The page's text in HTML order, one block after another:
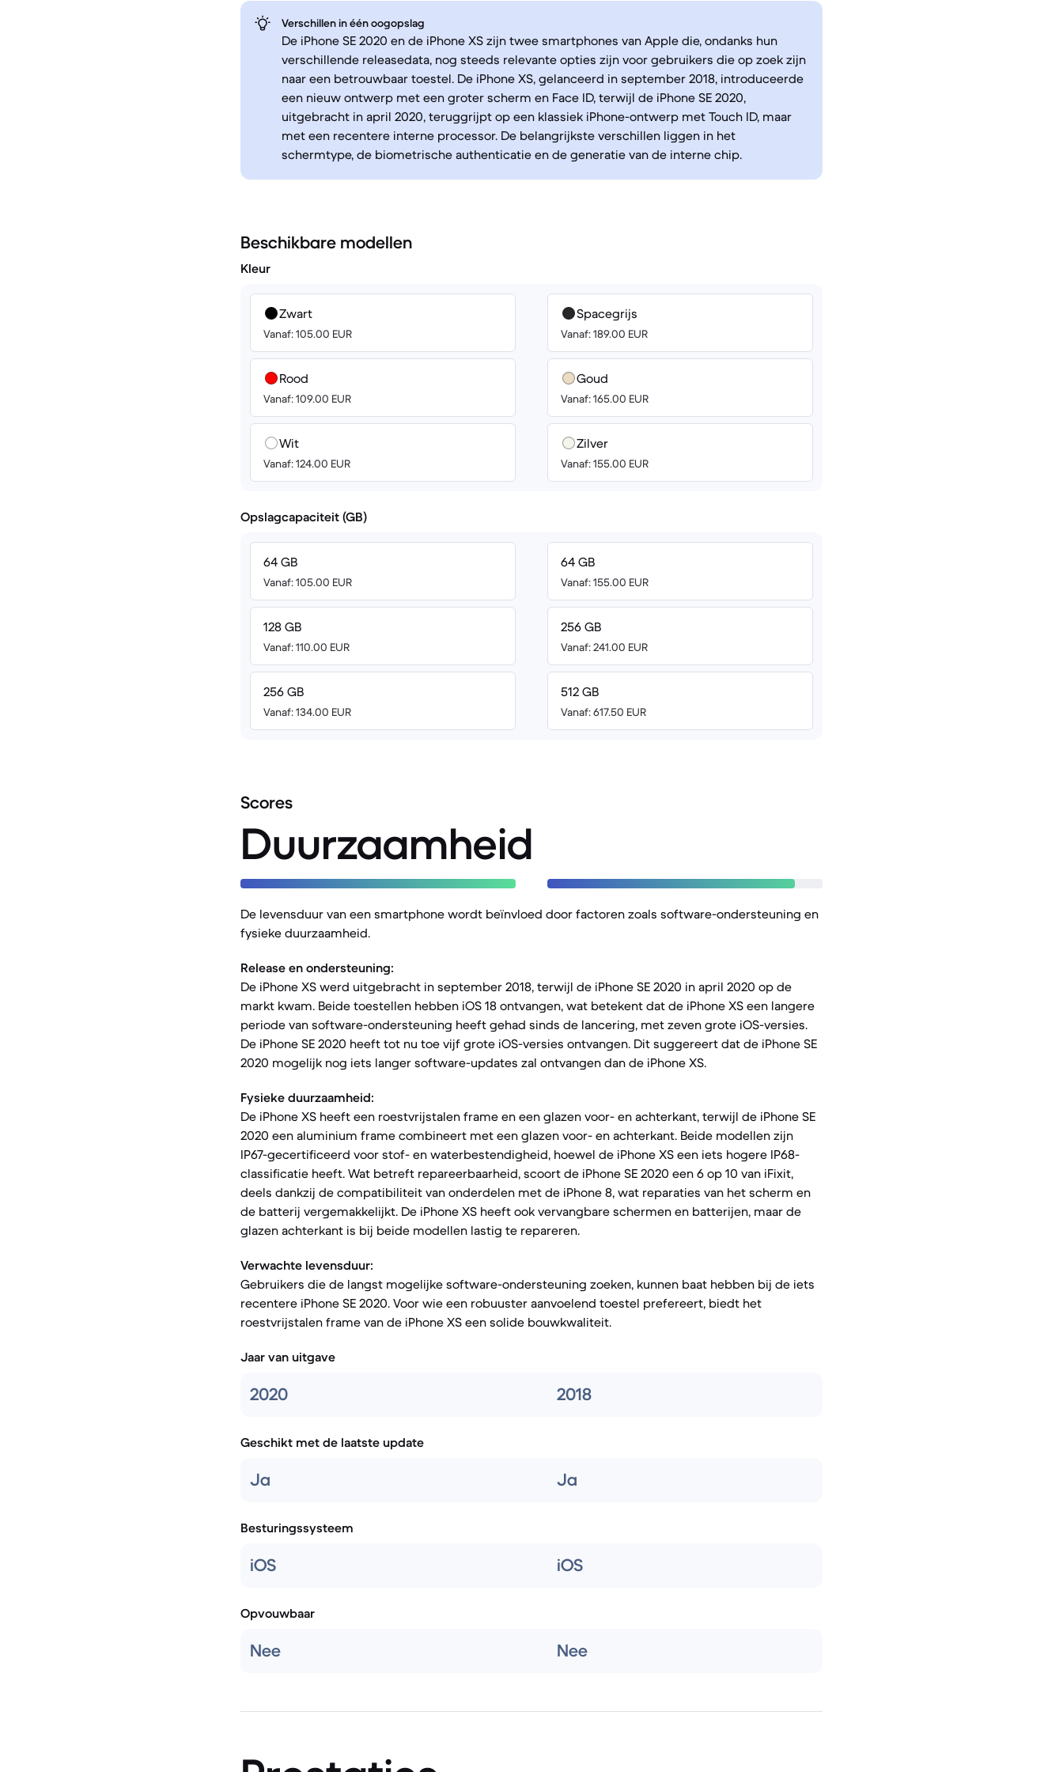
Verschillen in één oogopslag
De iPhone SE 2020 en de iPhone XS zijn twee smartphones van Apple die, ondanks hun
verschillende releasedata, nog steeds relevante opties zijn voor gebruikers die op zoek zijn
naar een betrouwbaar toestel. De iPhone XS, gelanceerd in september 2018, introduceerde
een nieuw ontwerp met een groter scherm en Face ID, terwijl de iPhone SE 2020,
uitgebracht in april 2020, teruggrijpt op een klassiek iPhone-ontwerp met Touch ID, maar
met een recentere interne processor. De belangrijkste verschillen liggen in het
schermtype, de biometrische authenticatie en de generatie van de interne chip.
Beschikbare modellen
Kleur
Zwart
Vanaf: 105.00 EUR
Rood
Vanaf: 109.00 EUR
Wit
Vanaf: 124.00 EUR
Spacegrijs
Vanaf: 189.00 EUR
Goud
Vanaf: 165.00 EUR
Zilver
Vanaf: 155.00 EUR
Opslagcapaciteit (GB)
64 GB
Vanaf: 105.00 EUR
128 GB
Vanaf: 110.00 EUR
256 GB
Vanaf: 134.00 EUR
64 GB
Vanaf: 155.00 EUR
256 GB
Vanaf: 241.00 EUR
512 GB
Vanaf: 617.50 EUR
Scores
Duurzaamheid
De levensduur van een smartphone wordt beïnvloed door factoren zoals software-ondersteuning en
fysieke duurzaamheid.
Release en ondersteuning:
De iPhone XS werd uitgebracht in september 2018, terwijl de iPhone SE 2020 in april 2020 op de
markt kwam. Beide toestellen hebben iOS 18 ontvangen, wat betekent dat de iPhone XS een langere
periode van software-ondersteuning heeft gehad sinds de lancering, met zeven grote iOS-versies.
De iPhone SE 2020 heeft tot nu toe vijf grote iOS-versies ontvangen. Dit suggereert dat de iPhone SE
2020 mogelijk nog iets langer software-updates zal ontvangen dan de iPhone XS.
Fysieke duurzaamheid:
De iPhone XS heeft een roestvrijstalen frame en een glazen voor- en achterkant, terwijl de iPhone SE
2020 een aluminium frame combineert met een glazen voor- en achterkant. Beide modellen zijn
IP67-gecertificeerd voor stof- en waterbestendigheid, hoewel de iPhone XS een iets hogere IP68-
classificatie heeft. Wat betreft repareerbaarheid, scoort de iPhone SE 2020 een 6 op 10 van iFixit,
deels dankzij de compatibiliteit van onderdelen met de iPhone 8, wat reparaties van het scherm en
de batterij vergemakkelijkt. De iPhone XS heeft ook vervangbare schermen en batterijen, maar de
glazen achterkant is bij beide modellen lastig te repareren.
Verwachte levensduur:
Gebruikers die de langst mogelijke software-ondersteuning zoeken, kunnen baat hebben bij de iets
recentere iPhone SE 2020. Voor wie een robuuster aanvoelend toestel prefereert, biedt het
roestvrijstalen frame van de iPhone XS een solide bouwkwaliteit.
Jaar van uitgave
2020 2018
Geschikt met de laatste update
Ja Ja
Besturingssysteem
iOS iOS
Opvouwbaar
Nee Nee